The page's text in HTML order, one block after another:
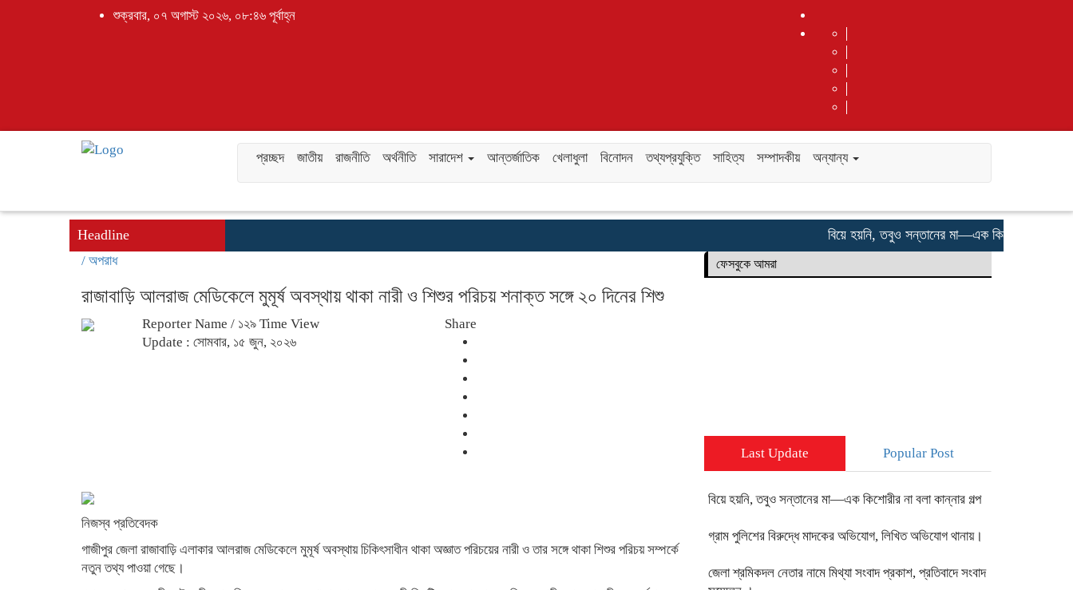
শুক্রবার, ০৭ অগাস্ট ২০২৬, ০৮:৪৬ পূর্বাহ্ন
প্রচ্ছদ জাতীয় রাজনীতি অর্থনীতি সারাদেশ আন্তর্জাতিক খেলাধুলা বিনোদন তথ্যপ্রযুক্তি সাহিত্য সম্পাদকীয় অন্যান্য
Headline বিয়ে হয়নি, তবুও সন্তানের মা—এক কিশোরীর না বলা
/ অপরাধ
রাজাবাড়ি আলরাজ মেডিকেলে মুমূর্ষ অবস্থায় থাকা নারী ও শিশুর পরিচয় শনাক্ত সঙ্গে ২০ দিনের শিশু
Reporter Name / ১২৯ Time View
Update : সোমবার, ১৫ জুন, ২০২৬
Share
নিজস্ব প্রতিবেদক
গাজীপুর জেলা রাজাবাড়ি এলাকার আলরাজ মেডিকেলে মুমূর্ষ অবস্থায় চিকিৎসাধীন থাকা অজ্ঞাত পরিচয়ের নারী ও তার সঙ্গে থাকা শিশুর পরিচয় সম্পর্কে
নতুন তথ্য পাওয়া গেছে।
ফেসবুকে আমরা
Last Update Popular Post
বিয়ে হয়নি, তবুও সন্তানের মা—এক কিশোরীর না বলা কান্নার গল্প
গ্রাম পুলিশের বিরুদ্ধে মাদকের অভিযোগ, লিখিত অভিযোগ থানায়।
জেলা শ্রমিকদল নেতার নামে মিথ্যা সংবাদ প্রকাশ, প্রতিবাদে সংবাদ